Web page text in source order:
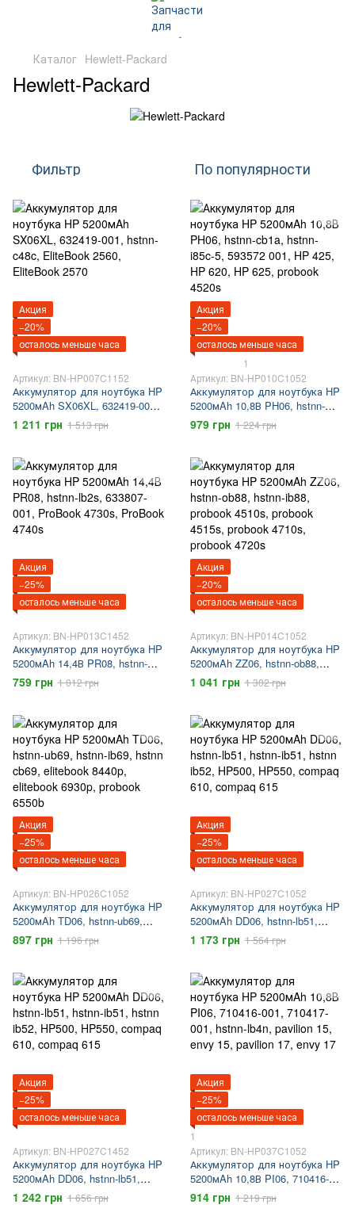
Каталог Hewlett-Packard
Hewlett-Packard
Фильтр По популярности
Акция
−20%
осталось меньше часа
Артикул: BN-HP007C1152
Аккумулятор для ноутбука HP
5200мAh SX06XL, 632419-001,
hstnn-c48c, EliteBook 2560,
EliteBook 2570
1 211 грн 1 513 грн
Акция
−20%
осталось меньше часа
1
Артикул: BN-HP010C1052
Аккумулятор для ноутбука HP
5200мAh 10,8В PH06, hstnn-
cb1a, hstnn-i85c-5, 593572 001,
HP 425, HP 620, HP 625,
979 грн 1 224 грн
Акция
−25%
осталось меньше часа
Артикул: BN-HP013C1452
Аккумулятор для ноутбука HP
5200мAh 14,4В PR08, hstnn-
lb2s, 633807-001, ProBook
4730s, ProBook 4740s
759 грн 1 012 грн
Акция
−20%
осталось меньше часа
Артикул: BN-HP014C1052
Аккумулятор для ноутбука HP
5200мAh ZZ06, hstnn-ob88,
hstnn-ib88, probook 4510s,
probook 4515s, probook 4710s,
1 041 грн 1 302 грн
Акция
−25%
осталось меньше часа
Артикул: BN-HP026C1052
Аккумулятор для ноутбука HP
5200мAh TD06, hstnn-ub69,
hstnn-ib69, hstnn cb69, elitebook
8440p, elitebook 6930p, probook
897 грн 1 196 грн
Акция
−25%
осталось меньше часа
Артикул: BN-HP027C1052
Аккумулятор для ноутбука HP
5200мAh DD06, hstnn-lb51,
hstnn-ib51, hstnn ib52, HP500,
HP550, compaq 610, compaq
1 173 грн 1 564 грн
Акция
−25%
осталось меньше часа
Артикул: BN-HP027C1452
Аккумулятор для ноутбука HP
5200мAh DD06, hstnn-lb51,
hstnn-ib51, hstnn ib52, HP500,
HP550, compaq 610, compaq
1 242 грн 1 656 грн
Акция
−25%
осталось меньше часа
1
Артикул: BN-HP037C1052
Аккумулятор для ноутбука HP
5200мAh 10,8В PI06, 710416-
001, 710417-001, hstnn-lb4n,
pavilion 15, envy 15, pavilion 17,
914 грн 1 219 грн